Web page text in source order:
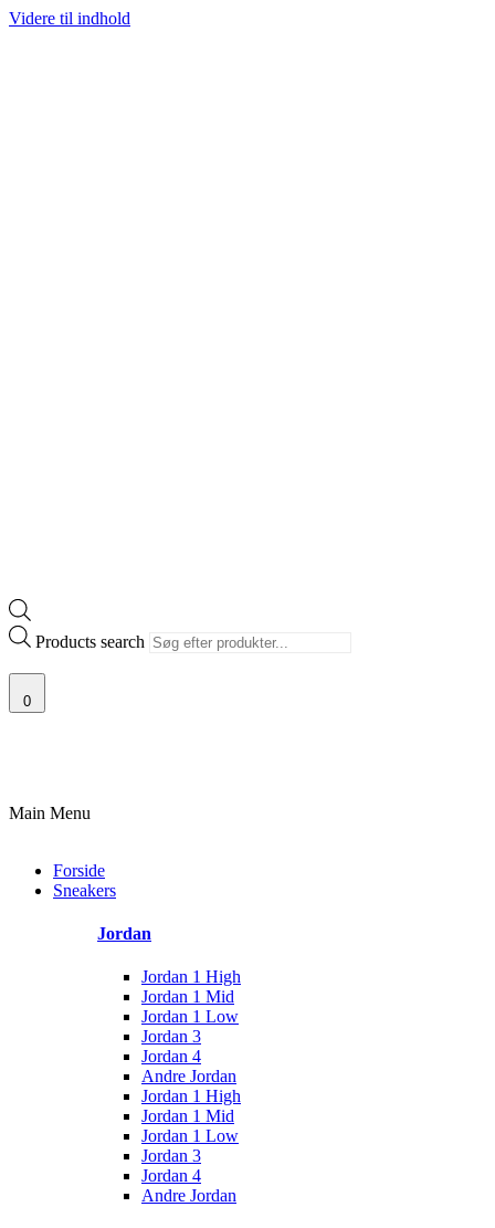
Videre til indhold
Products search
0
Main Menu
Forside
Sneakers
Jordan
Jordan 1 High
Jordan 1 Mid
Jordan 1 Low
Jordan 3
Jordan 4
Andre Jordan
Jordan 1 High
Jordan 1 Mid
Jordan 1 Low
Jordan 3
Jordan 4
Andre Jordan